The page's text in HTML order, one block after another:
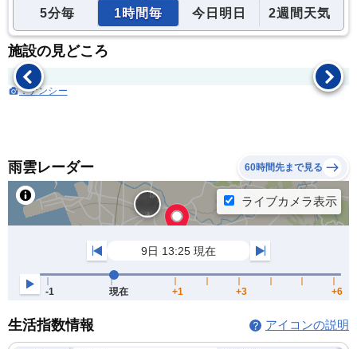
5分毎 1時間毎 今日明日 2週間天気
施設の見どころ
：ナンシー
雨雲レーダー 60時間先まで見る
生活指数情報 アイコンの説明